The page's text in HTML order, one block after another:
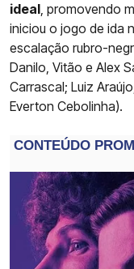
ideal, promovendo
iniciou o jogo de ida
escalação rubro-
Danilo, Vitão e Alex
Carrascal; Luiz
Everton Cebolinha).